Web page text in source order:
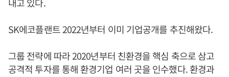
SK에코플랜트 2022년부터 이미 기업공개를 추진해왔다.
그룹 전략에 따라 2020년부터 친환경을 핵심 축으로 삼고
공격적 투자를 통해 환경기업 여러 곳을 인수했다. 환경과